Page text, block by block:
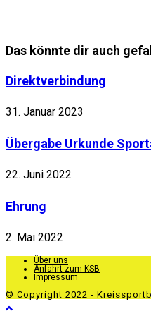
Das könnte dir auch
Direktverbindung
31. Januar 2023
Übergabe Urkunde
22. Juni 2022
Ehrung
2. Mai 2022
Über uns
Anfahrt zum KSB
Impressum
© Copyright 2022 -